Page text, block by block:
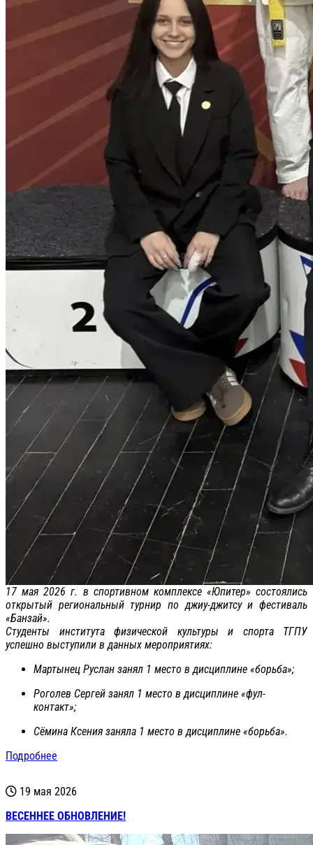
17 мая 2026 г. в спортивном комплексе «Юпитер» состоялись
открытый региональный турнир по джиу-джитсу и фестиваль
«Банзай».
Студенты института физической культуры и спорта ТГПУ
успешно выступили в данных мероприятиях:
Мартынец Руслан занял 1 место в дисциплине «борьба»;
Роголев Сергей занял 1 место в дисциплине «фул-
контакт»;
Сёмина Ксения заняла 1 место в дисциплине «борьба».
Подробнее
19 мая 2026
ВЕСЕННЕЕ ОБНОВЛЕНИЕ!